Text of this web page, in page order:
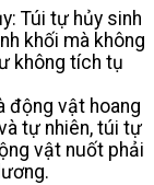
Túi tự hủy sinh
khối mà không
không tích tụ
động vật hoang
tự nhiên, túi tự
vật nuốt phải